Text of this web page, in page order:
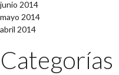
junio 2014
mayo 2014
abril 2014
Categorías